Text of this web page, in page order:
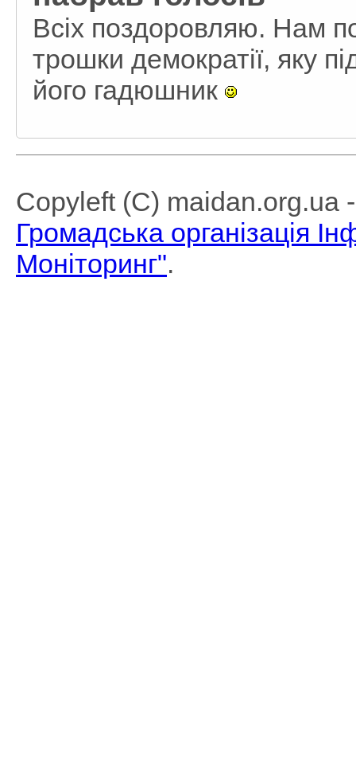
Всіх поздоровляю. Нам
трошки демократії, яку
його гадюшник
Copyleft (C) maidan.org.ua
Громадська організація
Моніторинг".